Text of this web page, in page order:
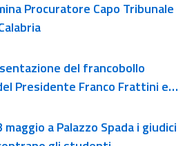
Procuratore Capo Tribunale
del francobollo
Presidente Franco Frattini e
della IV sezione del CDS "Aula
maggio a Palazzo Spada i giudici